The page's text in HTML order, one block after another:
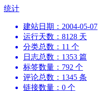
跳
统计
建站日期：2004-05-07
运行天数：8128 天
分类总数：11 个
日志总数：1353 篇
标签数量：792 个
评论总数：1345 条
链接数量：0 个